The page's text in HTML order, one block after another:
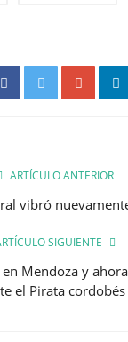
ARTÍCULO ANTERIOR
vibró
SIGUIENTE
Mendoza y
el Pirata cordobés